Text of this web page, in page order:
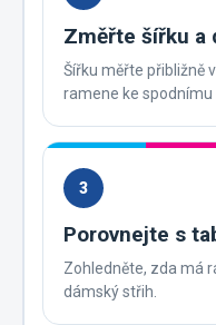
Změřte šířku a
Šířku měřte přibližně
ramene ke spodnímu
3
Porovnejte s
Zohledněte, zda má
dámský střih.